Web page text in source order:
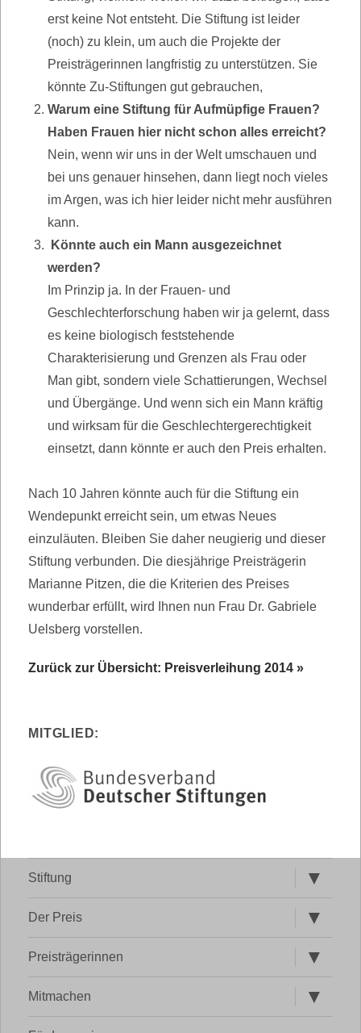
erst keine Not entsteht. Die Stiftung ist leider
(noch) zu klein, um auch die Projekte der
Preisträgerinnen langfristig zu unterstützen. Sie
könnte Zu-Stiftungen gut gebrauchen,
Warum eine Stiftung für Aufmüpfige Frauen?
Haben Frauen hier nicht schon alles erreicht?
Nein, wenn wir uns in der Welt umschauen und
bei uns genauer hinsehen, dann liegt noch vieles
im Argen, was ich hier leider nicht mehr ausführen
kann.
Könnte auch ein Mann ausgezeichnet
werden?
Im Prinzip ja. In der Frauen- und
Geschlechterforschung haben wir ja gelernt, dass
es keine biologisch feststehende
Charakterisierung und Grenzen als Frau oder
Man gibt, sondern viele Schattierungen, Wechsel
und Übergänge. Und wenn sich ein Mann kräftig
und wirksam für die Geschlechtergerechtigkeit
einsetzt, dann könnte er auch den Preis erhalten.
Nach 10 Jahren könnte auch für die Stiftung ein
Wendepunkt erreicht sein, um etwas Neues
einzuläuten. Bleiben Sie daher neugierig und dieser
Stiftung verbunden. Die diesjährige Preisträgerin
Marianne Pitzen, die die Kriterien des Preises
wunderbar erfüllt, wird Ihnen nun Frau Dr. Gabriele
Uelsberg vorstellen.
Zurück zur Übersicht: Preisverleihung 2014 »
MITGLIED:
Stiftung
öffnen
Der Preis
öffnen
Preisträgerinnen
öffnen
Mitmachen
öffnen